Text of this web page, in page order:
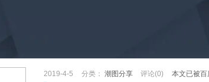
2019-4-5 分类：潮图分享 评论(0)
本文已被百